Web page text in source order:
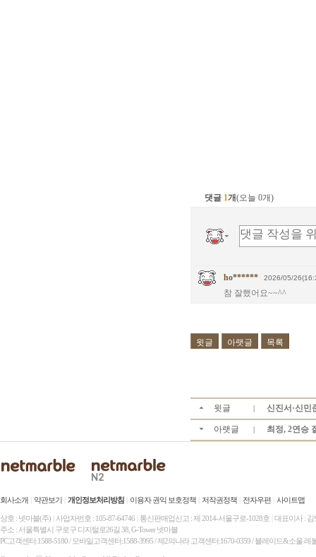
댓글 1개(오늘 0개)
ho****** 2026/05/
참 잘했어요~~^^
윗글 아랫글 목록
윗글 | 신진서·신민
아랫글 | 최정, 2연승
회사소개 약관보기 개인정보처리방침 이용자 권익 보호정책 저작권정책 전자우편 사이트맵
상호 : 넷마블(주) 사업자번호 : 105-87-64746 통신판매업신고 : 제 2014-서울구로-1028호
대표이사 : 김
주소 : 서울특별시 구로구 디지털로26길 38, G-Tower 넷마블
PC고객센터:1588-5180 / 모바일고객센터:1588-3995 / 제2의나라 고객센터:1670-0359 / 블레이드&소울